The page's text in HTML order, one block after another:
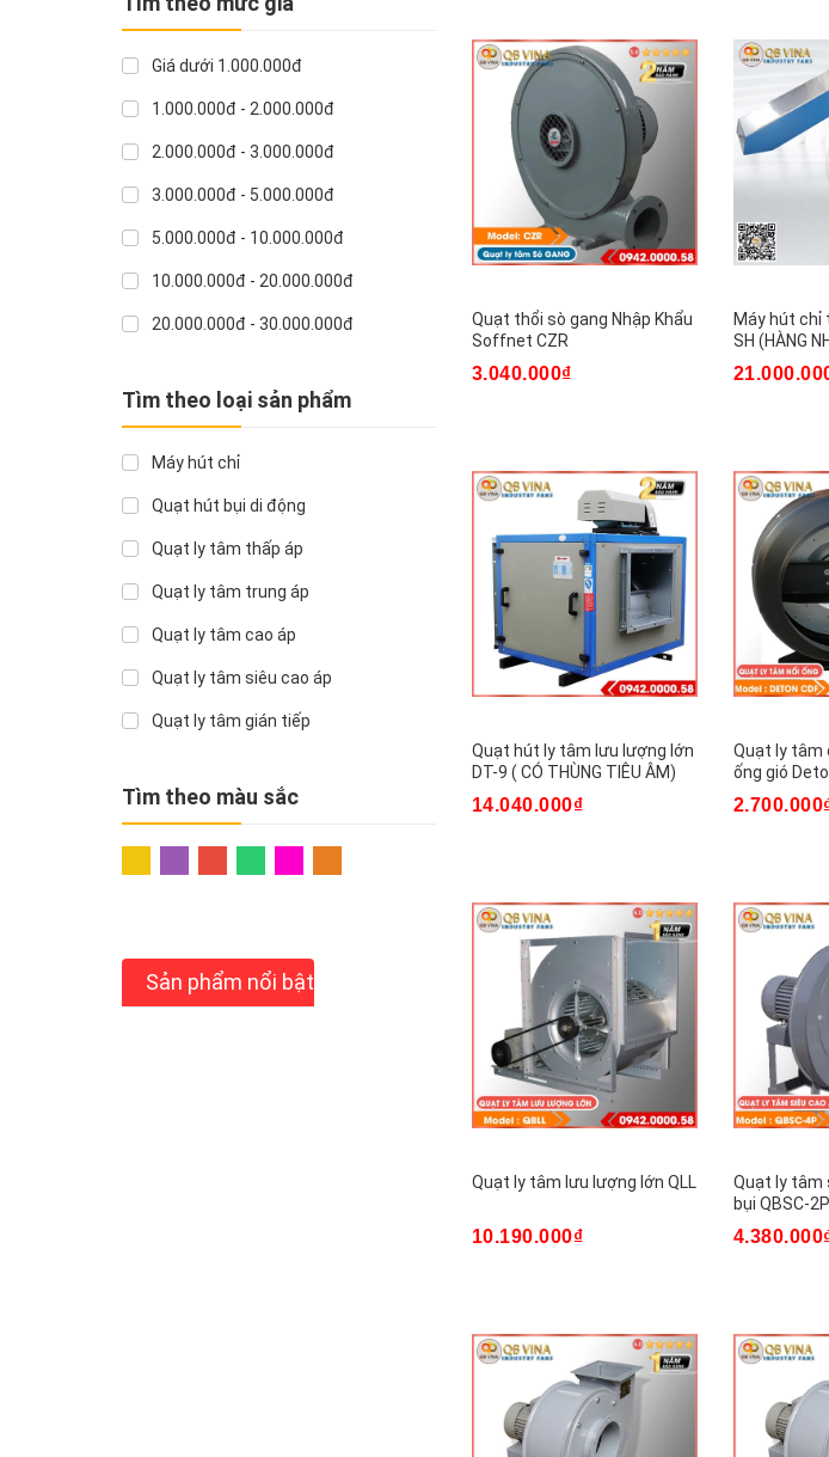
Giá dưới 1.000.000đ
1.000.000đ - 2.000.000đ
2.000.000đ - 3.000.000đ
3.000.000đ - 5.000.000đ
5.000.000đ - 10.000.000đ
10.000.000đ - 20.000.000đ
20.000.000đ - 30.000.000đ
Tìm theo loại sản phẩm
Máy hút chỉ
Quạt hút bụi di động
Quạt ly tâm thấp áp
Quạt ly tâm trung áp
Quạt ly tâm cao áp
Quạt ly tâm siêu cao áp
Quạt ly tâm gián tiếp
Tìm theo màu sắc
Sản phẩm nổi bật
Quạt thổi sò gang Nhập Khẩu
Soffnet CZR
3.040.000₫
Máy hút chỉ
SH (HÀNG
Quạt hút ly tâm lưu lượng lớn
DT-9 ( CÓ THÙNG TIÊU ÂM)
14.040.000₫
Quạt ly tâm
ống gió
Quạt ly tâm lưu lượng lớn QLL
10.190.000₫
Quạt ly tâm
bụi QBSC-2P